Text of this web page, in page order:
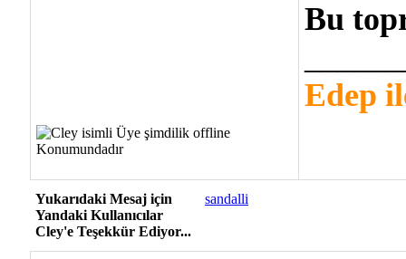
Bu
Edep
Yukarıdaki Mesaj için
Yandaki Kullanıcılar
Cley'e Teşekkür Ediyor...
sandalli